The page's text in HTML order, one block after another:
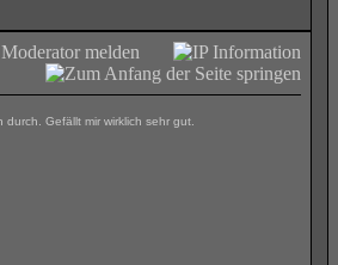
Gefällt mir wirklich sehr gut.